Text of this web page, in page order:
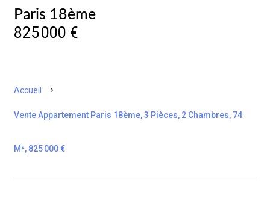
Paris 18ème
825 000 €
Accueil
Vente Appartement Paris 18ème, 3 Pièces, 2 Chambres, 74
M², 825 000 €